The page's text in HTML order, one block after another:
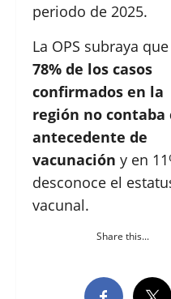
periodo de 2025.
La OPS subraya que
78% de los casos
confirmados en la
región no contaba
antecedente de
vacunación y en
desconoce el
vacunal.
Share this...